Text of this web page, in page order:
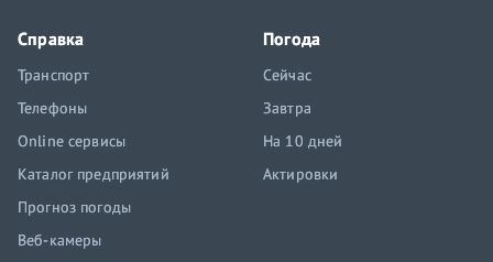
Справка
Транспорт
Телефоны
Online сервисы
Каталог предприятий
Прогноз погоды
Веб-камеры
Погода
Сейчас
Завтра
На 10 дней
Актировки